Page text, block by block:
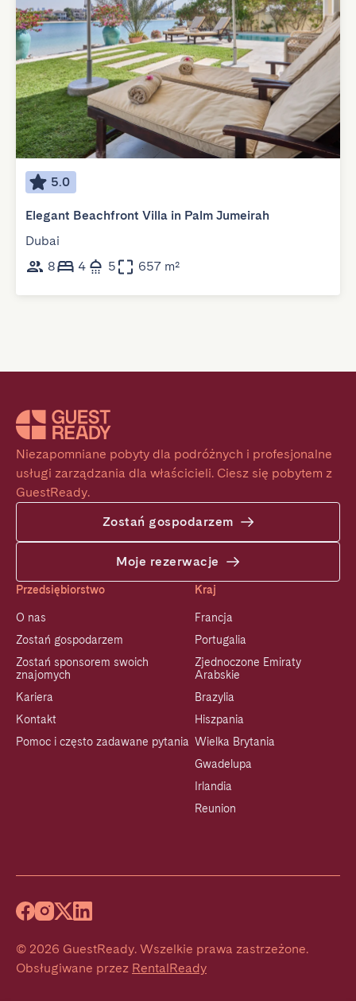
5.0
Elegant Beachfront Villa in Palm Jumeirah
Dubai
8
4 5 657 m²
Niezapomniane pobyty dla podróżnych i profesjonalne
usługi zarządzania dla właścicieli. Ciesz się pobytem z
GuestReady.
Zostań gospodarzem
Moje rezerwacje
Przedsiębiorstwo
O nas
Zostań gospodarzem
Zostań sponsorem swoich
znajomych
Kariera
Kontakt
Pomoc i często zadawane pytania
Kraj
Francja
Portugalia
Zjednoczone Emiraty
Arabskie
Brazylia
Hiszpania
Wielka Brytania
Gwadelupa
Irlandia
Reunion
© 2026 GuestReady. Wszelkie prawa zastrzeżone.
Obsługiwane przez RentalReady